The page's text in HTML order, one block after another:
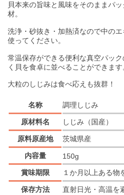
貝本来の旨味と風味をそのままパ
材。
洗浄・砂抜き・加熱済なので中の
使ってください。
常温保存ができる便利な真空パッ
く貝を食卓に並べることができます
大粒のしじみは食べ応えも抜群！
名称 調理しじみ
原材料名 しじみ（国産）
原料原産地 茨城県産
内容量
150g
賞味期限
１か月以上ある物
保存方法 直射日光・高温を